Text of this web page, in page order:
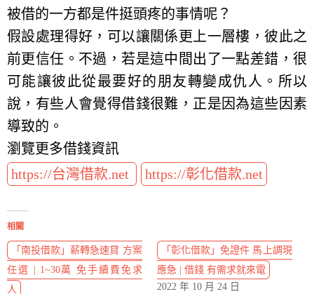
被借的一方都是件挺頭疼的事情呢？
假設處理得好，可以讓關係更上一層樓，彼此之
前更信任。不過，若是這中間出了一點差錯，很
可能讓彼此從最要好的朋友轉變成仇人。所以
說，有些人會覺得借錢很難，正是因為這些因素
導致的。
瀏覽更多借錢資訊
https://台灣借款.net
https://彰化借款.net
相關
「南投借款」薪轉急速貸 方案
任選 | 1~30萬 免手續費免求
人
「彰化借款」免證件 馬上調現
應急 | 借錢 有需求就來電
2022 年 10 月 24 日